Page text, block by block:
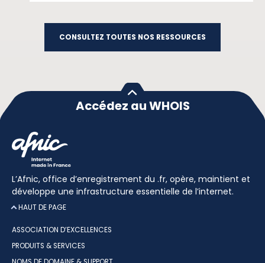
CONSULTEZ TOUTES NOS RESSOURCES
Accédez au WHOIS
L’Afnic, office d’enregistrement du .fr, opère, maintient et
développe une infrastructure essentielle de l’internet.
HAUT DE PAGE
ASSOCIATION D’EXCELLENCES
PRODUITS & SERVICES